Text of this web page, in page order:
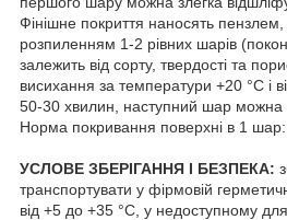
Фінішне покриття наносять
розпиленням 1-2 рівних шарів
залежить від сорту, твердості та
висихання за температури +20 °C і
50-30 хвилин, наступний шар можна
Норма покривання поверхні в 1
УСЛОВЕ ЗБЕРІГАННЯ І БЕЗПЕКА:
транспортувати у фірмовій
від +5 до +35 °C, у недоступному для